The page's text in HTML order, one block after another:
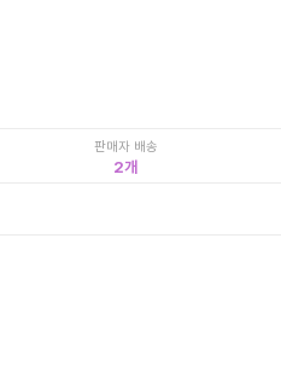
판매자 배송
2